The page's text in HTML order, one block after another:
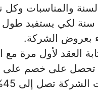
والمناسبات
سنة لكي يستفيد
بعروض الشركة.
العقد لأول مرة مع
على خصم على